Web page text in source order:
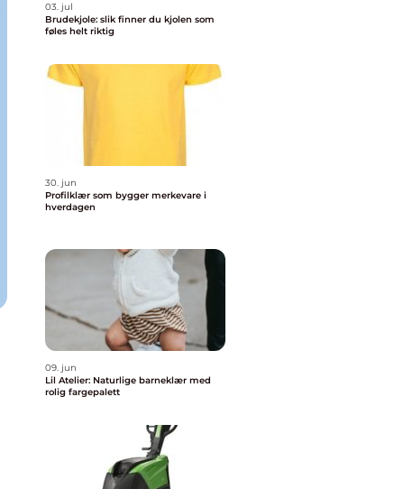
03. jul
Brudekjole: slik finner du kjolen som
føles helt riktig
30. jun
Profilklær som bygger merkevare i
hverdagen
09. jun
Lil Atelier: Naturlige barneklær med
rolig fargepalett